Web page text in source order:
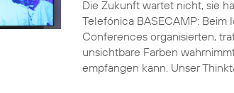
Die Zukunft wartet nicht, sie
Telefónica BASECAMP: Beim
Conferences organisierten,
unsichtbare Farben
empfangen kann. Unser